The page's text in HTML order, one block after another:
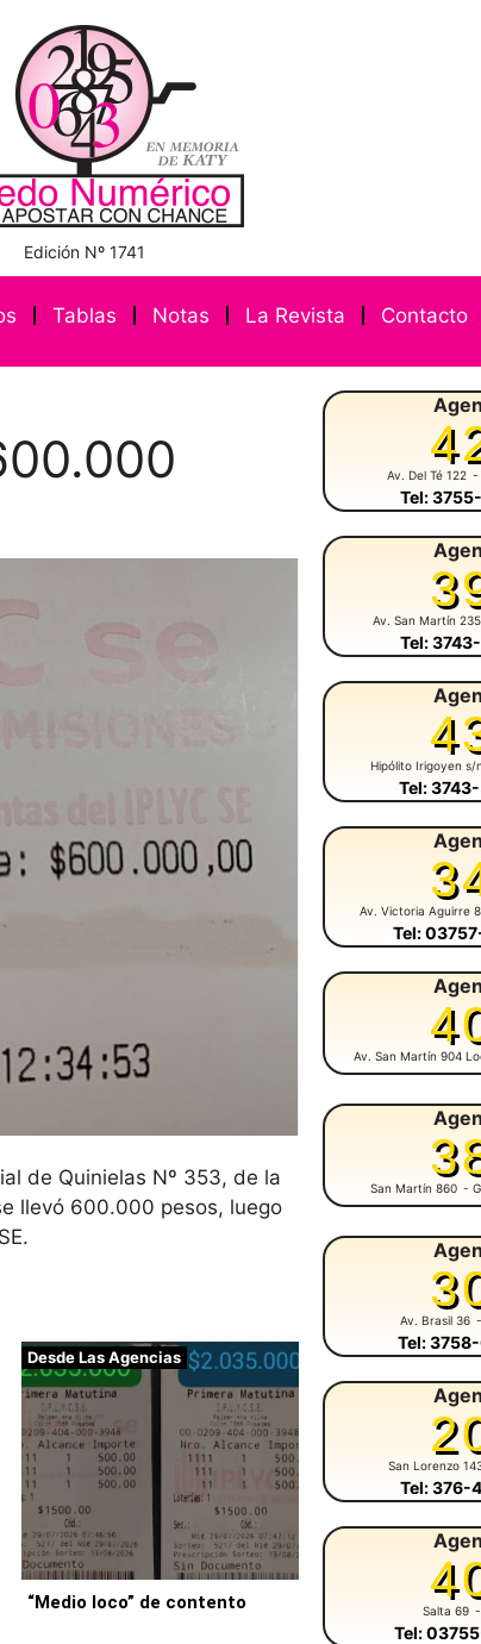
Edición Nº 1741
Tablas Notas La Revista Contacto
de Quinielas Nº 353, de la
llevó 600.000 pesos, luego
Desde Las Agencias
“Medio loco” de contento
Av. Del Té 122 -
Tel:
Av. San Martín
Tel:
Hipólito Irigoyen s/n
Tel:
Av. Victoria Aguirre
Tel:
Av. San Martín 904
San Martín 860 -
Av. Brasil 36
Tel:
San Lorenzo
Tel: 376-
Salta 69
Tel: